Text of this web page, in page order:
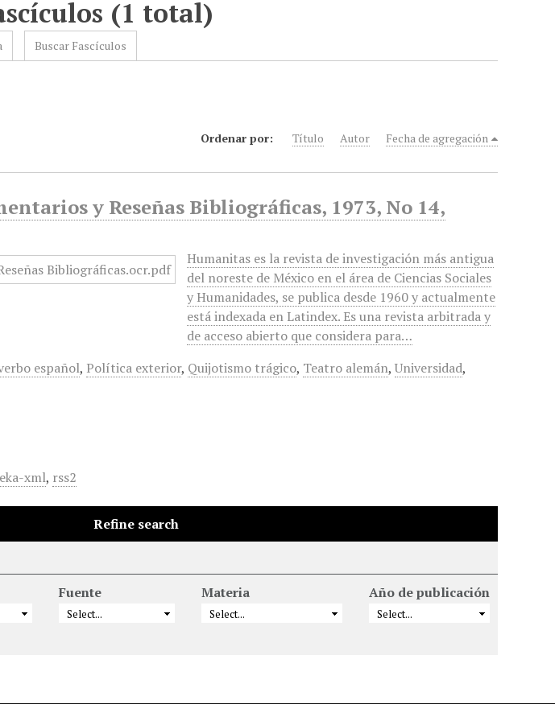
(1 total)
Buscar Fascículos
Ordenar por: Título Autor Fecha de agregación
y Reseñas Bibliográficas, 1973, No 14,
Humanitas es la revista de investigación más antigua
del noreste de México en el área de Ciencias Sociales
y Humanidades, se publica desde 1960 y actualmente
está indexada en Latindex. Es una revista arbitrada y
de acceso abierto que considera para…
español, Política exterior, Quijotismo trágico, Teatro alemán,Universidad,
xml, rss2
Refine search
Fuente Materia Año de publicación